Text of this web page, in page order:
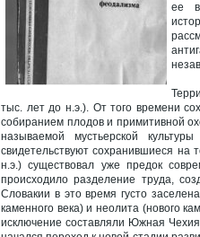
ее в
тыс. лет до н.э.). От того времени
собиранием плодов и примитивной
называемой мустьерской
свидетельствуют сохранившиеся на
н.э.) существовал уже предок
происходило разделение труда,
Словакии в это время густо
каменного века) и неолита (нового
исключение составляли Южная